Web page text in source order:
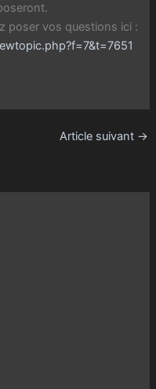
poser vos questions ici :
Article suivant →